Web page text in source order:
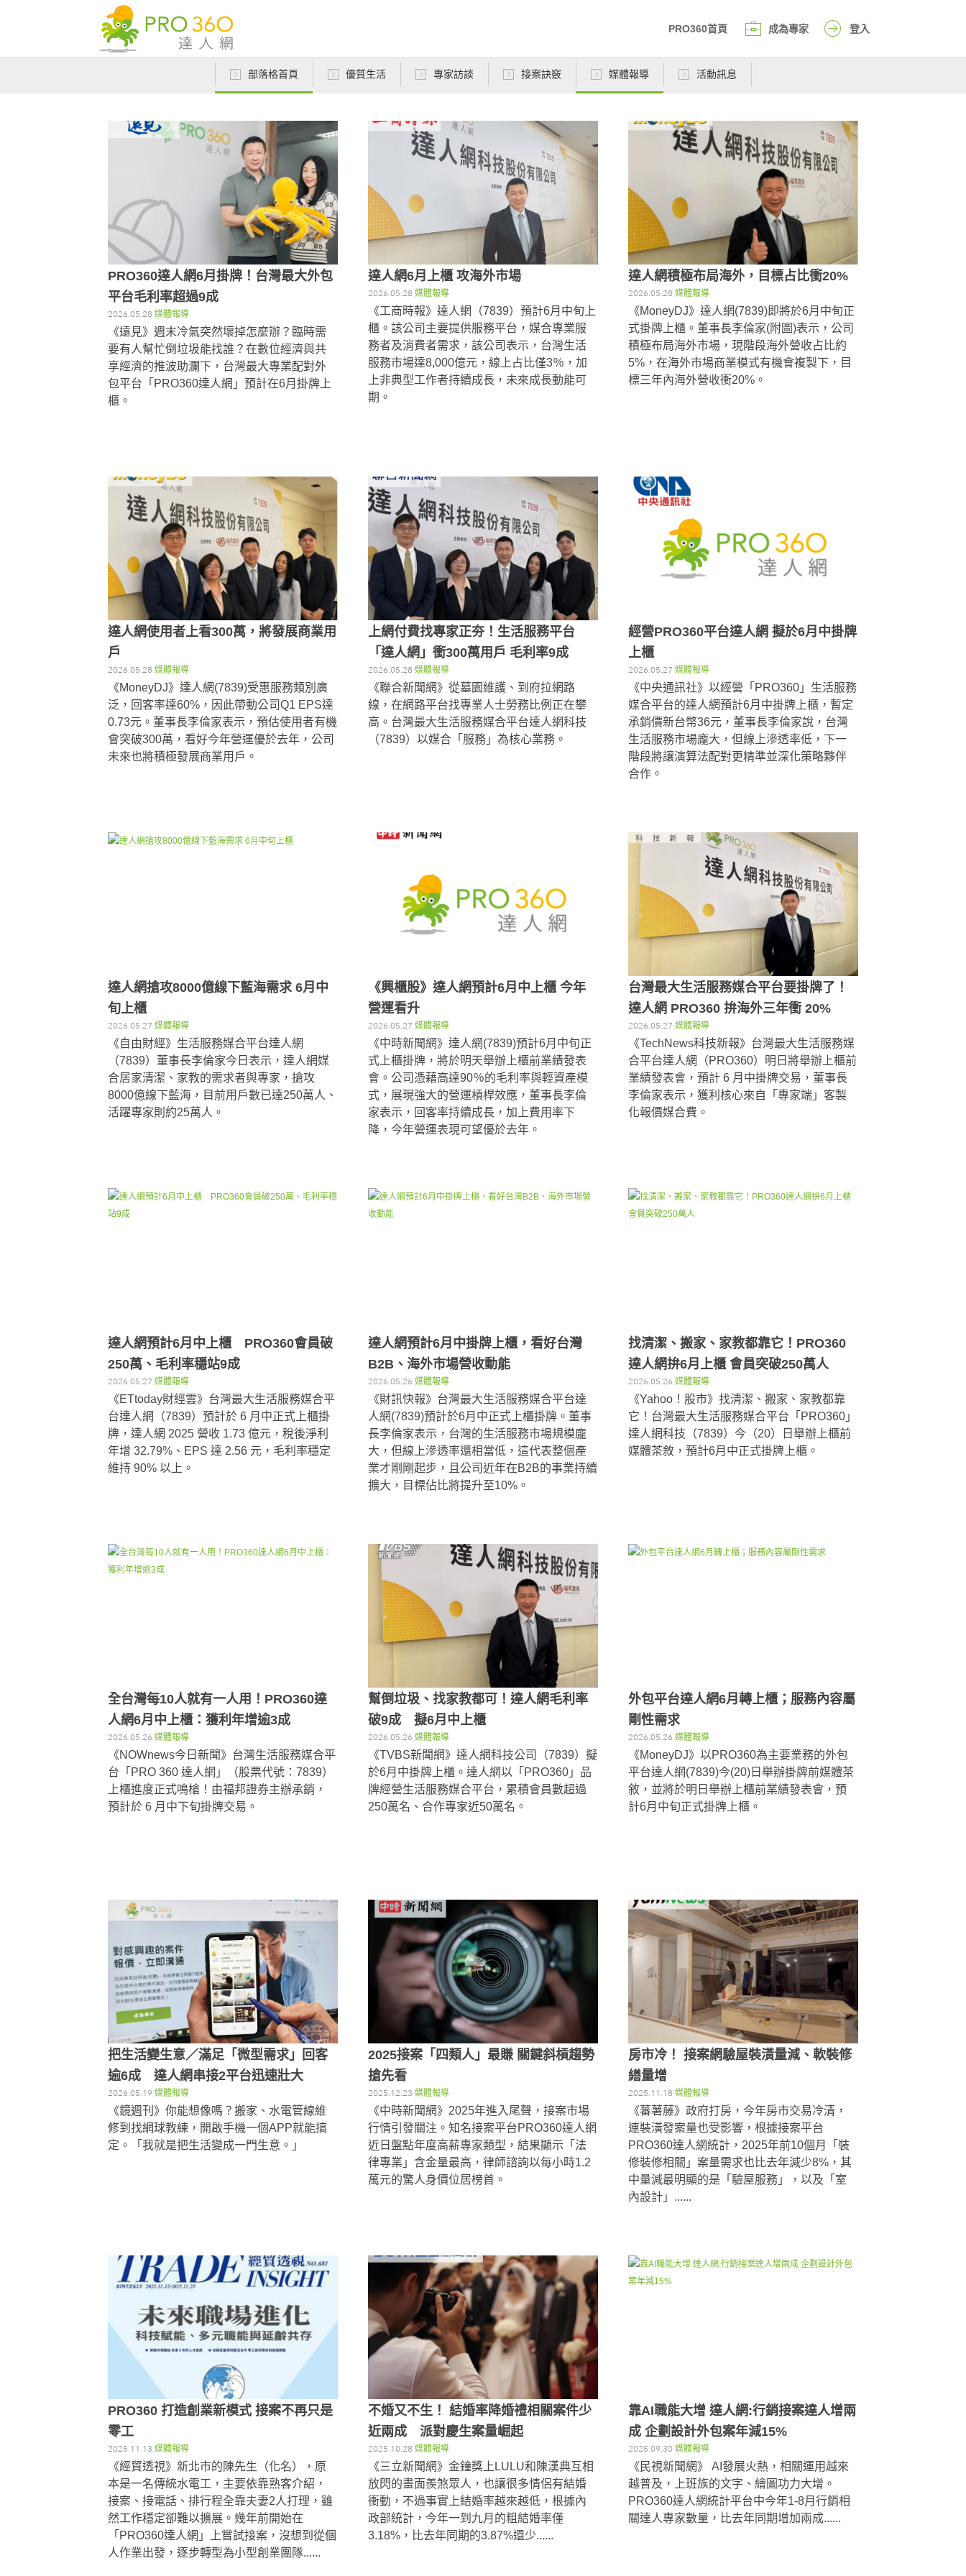
PRO360首頁 成為專家 登入
部落格首頁 優質生活 專家訪談 接案訣竅 媒體報導 活動訊息
PRO360達人網6月掛牌！台灣最大外包
平台毛利率超過9成
2026.05.28 媒體報導
《遠見》週末冷氣突然壞掉怎麼辦？臨時需
要有人幫忙倒垃圾能找誰？在數位經濟與共
享經濟的推波助瀾下，台灣最大專業配對外
包平台「PRO360達人網」預計在6月掛牌上
櫃。
達人網6月上櫃 攻海外市場
2026.05.28 媒體報導
《工商時報》達人網（7839）預計6月中旬上
櫃。該公司主要提供服務平台，媒合專業服
務者及消費者需求，該公司表示，台灣生活
服務市場達8,000億元，線上占比僅3％，加
上非典型工作者持續成長，未來成長動能可
期。
達人網積極布局海外，目標占比衝20%
2026.05.28 媒體報導
《MoneyDJ》達人網(7839)即將於6月中旬正
式掛牌上櫃。董事長李倫家(附圖)表示，公司
積極布局海外市場，現階段海外營收占比約
5%，在海外市場商業模式有機會複製下，目
標三年內海外營收衝20%。
達人網使用者上看300萬，將發展商業用
戶
2026.05.28 媒體報導
《MoneyDJ》達人網(7839)受惠服務類別廣
泛，回客率達60%，因此帶動公司Q1 EPS達
0.73元。董事長李倫家表示，預估使用者有機
會突破300萬，看好今年營運優於去年，公司
未來也將積極發展商業用戶。
上網付費找專家正夯！生活服務平台
「達人網」衝300萬用戶 毛利率9成
2026.05.28 媒體報導
《聯合新聞網》從墓園維護、到府拉網路
線，在網路平台找專業人士勞務比例正在攀
高。台灣最大生活服務媒合平台達人網科技
（7839）以媒合「服務」為核心業務。
經營PRO360平台達人網 擬於6月中掛牌
上櫃
2026.05.27 媒體報導
《中央通訊社》以經營「PRO360」生活服務
媒合平台的達人網預計6月中掛牌上櫃，暫定
承銷價新台幣36元，董事長李倫家說，台灣
生活服務市場龐大，但線上滲透率低，下一
階段將讓演算法配對更精準並深化策略夥伴
合作。
達人網搶攻8000億線下藍海需求 6月中
旬上櫃
2026.05.27 媒體報導
《自由財經》生活服務媒合平台達人網
（7839）董事長李倫家今日表示，達人網媒
合居家清潔、家教的需求者與專家，搶攻
8000億線下藍海，目前用戶數已達250萬人、
活躍專家則約25萬人。
《興櫃股》達人網預計6月中上櫃 今年
營運看升
2026.05.27 媒體報導
《中時新聞網》達人網(7839)預計6月中旬正
式上櫃掛牌，將於明天舉辦上櫃前業績發表
會。公司憑藉高達90％的毛利率與輕資產模
式，展現強大的營運槓桿效應，董事長李倫
家表示，回客率持續成長，加上費用率下
降，今年營運表現可望優於去年。
台灣最大生活服務媒合平台要掛牌了！
達人網 PRO360 拚海外三年衝 20%
2026.05.27 媒體報導
《TechNews科技新報》台灣最大生活服務媒
合平台達人網（PRO360）明日將舉辦上櫃前
業績發表會，預計 6 月中掛牌交易，董事長
李倫家表示，獲利核心來自「專家端」客製
化報價媒合費。
達人網預計6月中上櫃 PRO360會員破
250萬、毛利率穩站9成
2026.05.27 媒體報導
《ETtoday財經雲》台灣最大生活服務媒合平
台達人網（7839）預計於 6 月中正式上櫃掛
牌，達人網 2025 營收 1.73 億元，稅後淨利
年增 32.79%、EPS 達 2.56 元，毛利率穩定
維持 90% 以上。
達人網預計6月中掛牌上櫃，看好台灣
B2B、海外市場營收動能
2026.05.26 媒體報導
《財訊快報》台灣最大生活服務媒合平台達
人網(7839)預計於6月中正式上櫃掛牌。董事
長李倫家表示，台灣的生活服務市場規模龐
大，但線上滲透率還相當低，這代表整個產
業才剛剛起步，且公司近年在B2B的事業持續
擴大，目標佔比將提升至10%。
找清潔、搬家、家教都靠它！PRO360
達人網拚6月上櫃 會員突破250萬人
2026.05.26 媒體報導
《Yahoo！股市》找清潔、搬家、家教都靠
它！台灣最大生活服務媒合平台「PRO360」
達人網科技（7839）今（20）日舉辦上櫃前
媒體茶敘，預計6月中正式掛牌上櫃。
全台灣每10人就有一人用！PRO360達
人網6月中上櫃：獲利年增逾3成
2026.05.26 媒體報導
《NOWnews今日新聞》台灣生活服務媒合平
台「PRO 360 達人網」（股票代號：7839）
上櫃進度正式鳴槍！由福邦證券主辦承銷，
預計於 6 月中下旬掛牌交易。
幫倒垃圾、找家教都可！達人網毛利率
破9成 擬6月中上櫃
2026.05.26 媒體報導
《TVBS新聞網》達人網科技公司（7839）擬
於6月中掛牌上櫃。達人網以「PRO360」品
牌經營生活服務媒合平台，累積會員數超過
250萬名、合作專家近50萬名。
外包平台達人網6月轉上櫃；服務內容屬
剛性需求
2026.05.26 媒體報導
《MoneyDJ》以PRO360為主要業務的外包
平台達人網(7839)今(20)日舉辦掛牌前媒體茶
敘，並將於明日舉辦上櫃前業績發表會，預
計6月中旬正式掛牌上櫃。
把生活變生意／滿足「微型需求」回客
逾6成 達人網串接2平台迅速壯大
2026.05.19 媒體報導
《鏡週刊》你能想像嗎？搬家、水電管線維
修到找網球教練，開啟手機一個APP就能搞
定。「我就是把生活變成一門生意。」
2025接案「四類人」最賺 關鍵斜槓趨勢
搶先看
2025.12.23 媒體報導
《中時新聞網》2025年進入尾聲，接案市場
行情引發關注。知名接案平台PRO360達人網
近日盤點年度高薪專家類型，結果顯示「法
律專業」含金量最高，律師諮詢以每小時1.2
萬元的驚人身價位居榜首。
房市冷！ 接案網驗屋裝潢量減、軟裝修
繕量增
2025.11.18 媒體報導
《蕃薯藤》政府打房，今年房市交易冷清，
連裝潢發案量也受影響，根據接案平台
PRO360達人網統計，2025年前10個月「裝
修裝修相關」案量需求也比去年減少8%，其
中量減最明顯的是「驗屋服務」，以及「室
內設計」......
PRO360 打造創業新模式 接案不再只是
零工
2025.11.13 媒體報導
《經貿透視》新北市的陳先生（化名），原
本是一名傳統水電工，主要依靠熟客介紹，
接案、接電話、排行程全靠夫妻2人打理，雖
然工作穩定卻難以擴展。幾年前開始在
「PRO360達人網」上嘗試接案，沒想到從個
人作業出發，逐步轉型為小型創業團隊......
不婚又不生！ 結婚率降婚禮相關案件少
近兩成 派對慶生案量崛起
2025.10.28 媒體報導
《三立新聞網》金鐘獎上LULU和陳漢典互相
放閃的畫面羨煞眾人，也讓很多情侶有結婚
衝動，不過事實上結婚率越來越低，根據內
政部統計，今年一到九月的粗結婚率僅
3.18%，比去年同期的3.87%還少......
靠AI職能大增 達人網:行銷接案達人增兩
成 企劃設計外包案年減15%
2025.09.30 媒體報導
《民視新聞網》 AI發展火熱，相關運用越來
越普及，上班族的文字、繪圖功力大增。
PRO360達人網統計平台中今年1-8月行銷相
關達人專家數量，比去年同期增加兩成......